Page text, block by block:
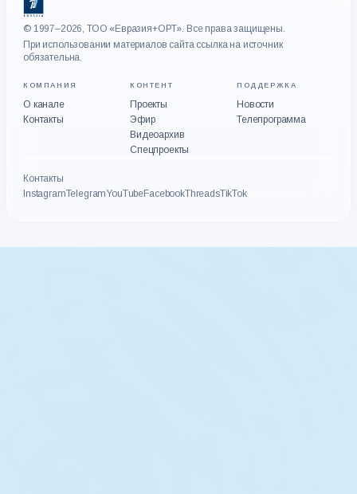
© 1997–2026, ТОО «Евразия+ОРТ». Все права защищены.
При использовании материалов сайта ссылка на источник
обязательна.
КОМПАНИЯ
О канале
Контакты
КОНТЕНТ
Проекты
Эфир
Видеоархив
Спецпроекты
ПОДДЕРЖКА
Новости
Телепрограмма
Контакты
InstagramTelegramYouTubeFacebookThreadsTikTok